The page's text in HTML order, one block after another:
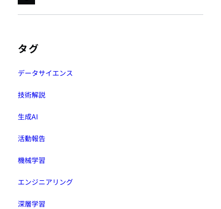
タグ
データサイエンス
技術解説
生成AI
活動報告
機械学習
エンジニアリング
深層学習